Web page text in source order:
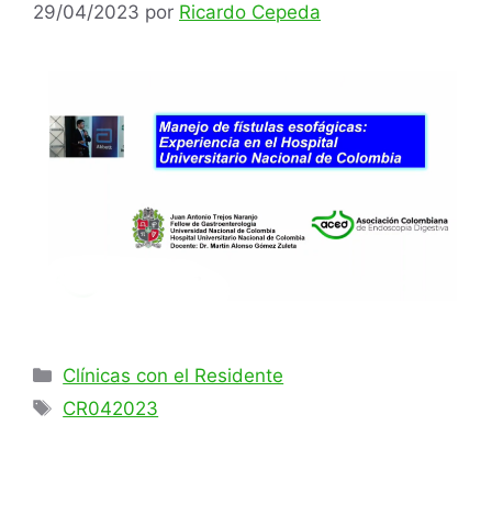
29/04/2023 por Ricardo Cepeda
Clínicas con el Residente
CR042023